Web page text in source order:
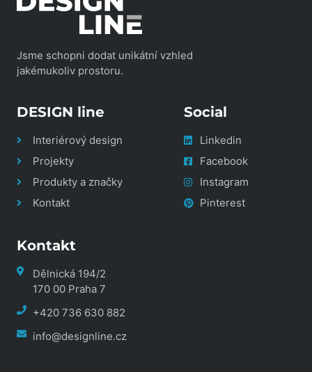
Jsme schopni dodat unikátní vzhled
jakémukoliv prostoru.
DESIGN line
Interiérový design
Projekty
Produkty a značky
Kontakt
Social
Linkedin
Facebook
Instagram
Pinterest
Kontakt
Dělnická 194/2
170 00 Praha 7
+420 736 630 882
info@designline.cz